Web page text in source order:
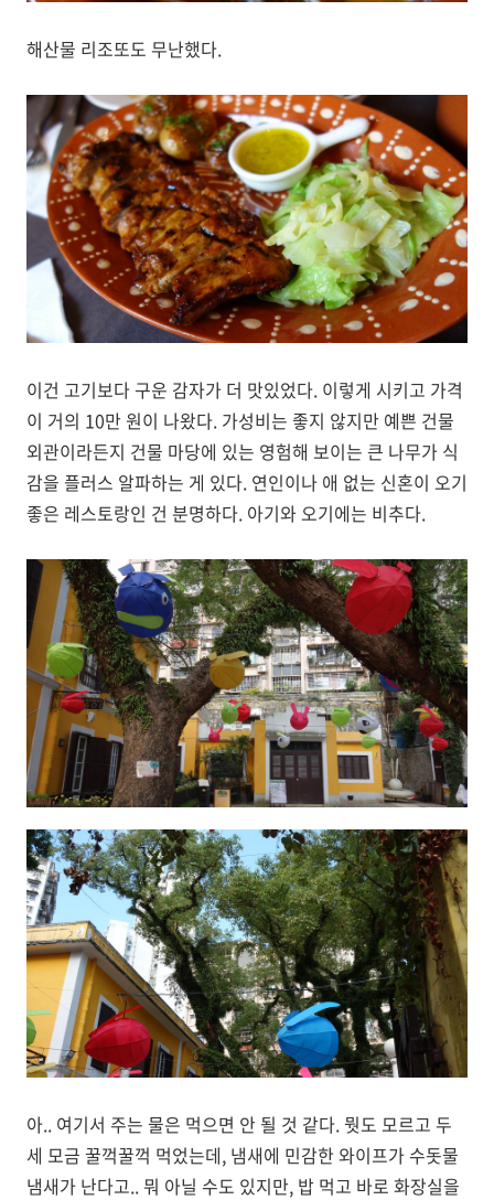
해산물 리조또도 무난했다.
이건 고기보다 구운 감자가 더 맛있었다. 이렇게 시키고 가격
이 거의 10만 원이 나왔다. 가성비는 좋지 않지만 예쁜 건물
외관이라든지 건물 마당에 있는 영험해 보이는 큰 나무가 식
감을 플러스 알파하는 게 있다. 연인이나 애 없는 신혼이 오기
좋은 레스토랑인 건 분명하다. 아기와 오기에는 비추다.
아.. 여기서 주는 물은 먹으면 안 될 것 같다. 뭣도 모르고 두
세 모금 꿀꺽꿀꺽 먹었는데, 냄새에 민감한 와이프가 수돗물
냄새가 난다고.. 뭐 아닐 수도 있지만, 밥 먹고 바로 화장실을